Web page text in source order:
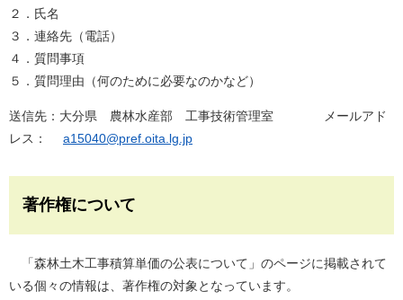
２．氏名
３．連絡先（電話）
４．質問事項
５．質問理由（何のために必要なのかなど）
送信先：大分県 農林水産部 工事技術管理室 メールアド
レス： a15040@pref.oita.lg.jp
著作権について
「森林土木工事積算単価の公表について」のページに掲載されて
いる個々の情報は、著作権の対象となっています。